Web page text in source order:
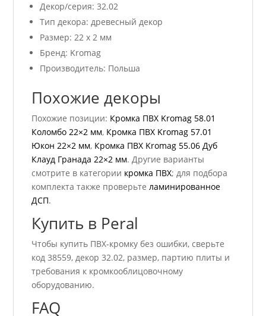
Декор/серия: 32.02
Тип декора: древесный декор
Размер: 22 x 2 мм
Бренд: Kromag
Производитель: Польша
Похожие декоры
Похожие позиции: Кромка ПВХ Kromag 58.01
Коломбо 22×2 мм, Кромка ПВХ Kromag 57.01
Юкон 22×2 мм, Кромка ПВХ Kromag 55.06 Дуб
Клауд Гранада 22×2 мм. Другие варианты
смотрите в категории кромка ПВХ; для подбора
комплекта также проверьтеламинированное
ДСП.
Купить в Peral
Чтобы купить ПВХ-кромку без ошибки, сверьте
код 38559, декор 32.02, размер, партию плиты и
требования к кромкооблицовочному
оборудованию.
FAQ